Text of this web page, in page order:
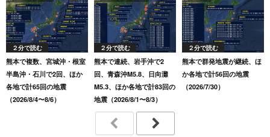
２分で読む
熊本で複数、宮城沖・根室
半島沖・石川で2回、ほか
各地で計65回の地震
（2026/8/4〜8/6）
２分で読む
熊本で連続、岩手沖で2
回、青森沖M5.8、日向灘
M5.3、ほか各地で計83回の
地震（2026/8/1〜8/3）
２分で読む
熊本で群発地震が継続、ほ
か各地で計56回の地震
（2026/7/30）